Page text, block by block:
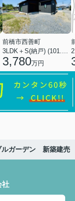
前橋市西善町
3,780万円
ルガーデン 新築建売
社